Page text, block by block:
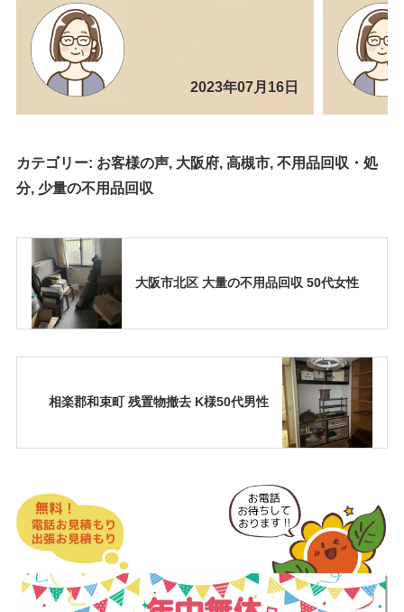
2023年07月16日
カテゴリー: お客様の声, 大阪府, 高槻市, 不用品回収・処
分, 少量の不用品回収
大阪市北区 大量の不用品回収 50代女性
相楽郡和束町 残置物撤去 K様50代男性